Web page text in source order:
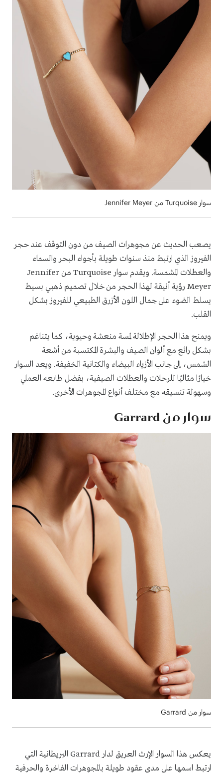
سوار Turquoise من Jennifer Meyer
يصعب الحديث عن مجوهرات الصيف من دون التوقف عند حجر
الفيروز الذي ارتبط منذ سنوات طويلة بأجواء البحر والسماء
والعطلات المشمسة. ويقدم سوار Turquoise من Jennifer
Meyer رؤية أنيقة لهذا الحجر من خلال تصميم ذهبي بسيط
يسلط الضوء على جمال اللون الأزرق الطبيعي للفيروز بشكل
القلب.
ويمنح هذا الحجر الإطلالة لمسة منعشة وحيوية، كما يتناغم
بشكل رائع مع ألوان الصيف والبشرة المكتسبة من أشعة
الشمس، إلى جانب الأزياء البيضاء والكتانية الخفيفة. ويعد السوار
خيارًا مثاليًا للرحلات والعطلات الصيفية، بفضل طابعه العملي
وسهولة تنسيقه مع مختلف أنواع المجوهرات الأخرى.
سوار من Garrard
سوار من Garrard
يعكس هذا السوار الإرث العريق لدار Garrard البريطانية التي
ارتبط اسمها على مدى عقود طويلة بالمجوهرات الفاخرة والحرفية